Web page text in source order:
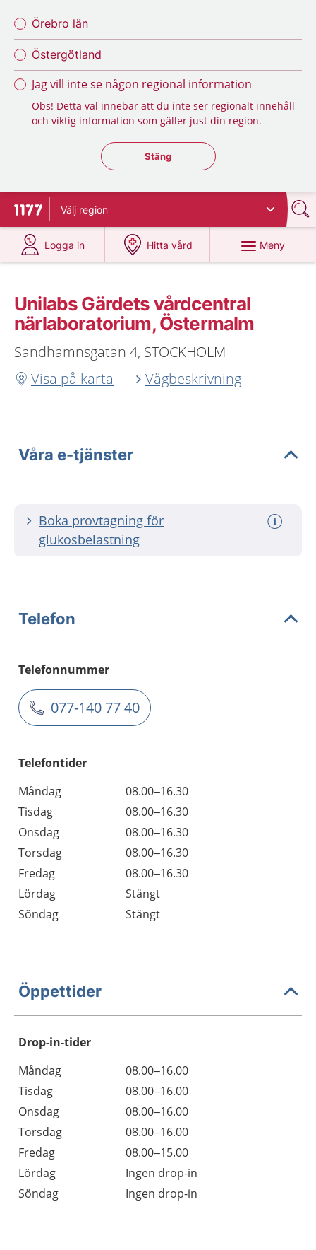
Örebro län
Östergötland
Jag vill inte se någon regional information
Obs! Detta val innebär att du inte ser regionalt innehåll
och viktig information som gäller just din region.
Stäng regionsväljaren
Stäng
Till startsidan för 1177
Välj region
Logga in
på 1177.se
Hitta vård
på 1177.se
Meny
Unilabs Gärdets vårdcentral
närlaboratorium, Östermalm
Sandhamnsgatan 4, STOCKHOLM
Visa på karta
Vägbeskrivning
Våra e-tjänster
Boka provtagning för
glukosbelastning
Telefon
Telefonnummer
077-140 77 40
Telefontider
Måndag
08.00–16.30
Tisdag
08.00–16.30
Onsdag
08.00–16.30
Torsdag
08.00–16.30
Fredag
08.00–16.30
Lördag
Stängt
Söndag
Stängt
Öppettider
Drop-in-tider
Måndag
08.00–16.00
Tisdag
08.00–16.00
Onsdag
08.00–16.00
Torsdag
08.00–16.00
Fredag
08.00–15.00
Lördag
Ingen drop-in
Söndag
Ingen drop-in